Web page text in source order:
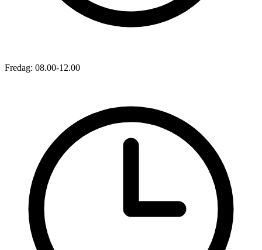
Fredag: 08.00-12.00